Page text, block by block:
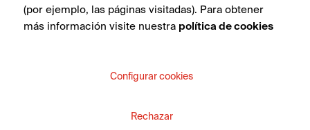
(por ejemplo, las páginas visitadas). Para obtener
más información visite nuestra política de cookies
Configurar cookies
Rechazar